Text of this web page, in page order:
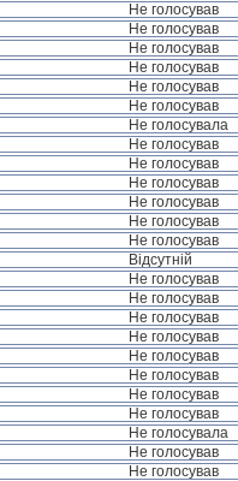
Не голосував
Не голосував
Не голосував
Не голосував
Не голосував
Не голосував
Не голосувала
Не голосував
Не голосував
Не голосував
Не голосував
Не голосував
Не голосував
Відсутній
Не голосував
Не голосував
Не голосував
Не голосував
Не голосував
Не голосував
Не голосував
Не голосував
Не голосувала
Не голосував
Не голосував